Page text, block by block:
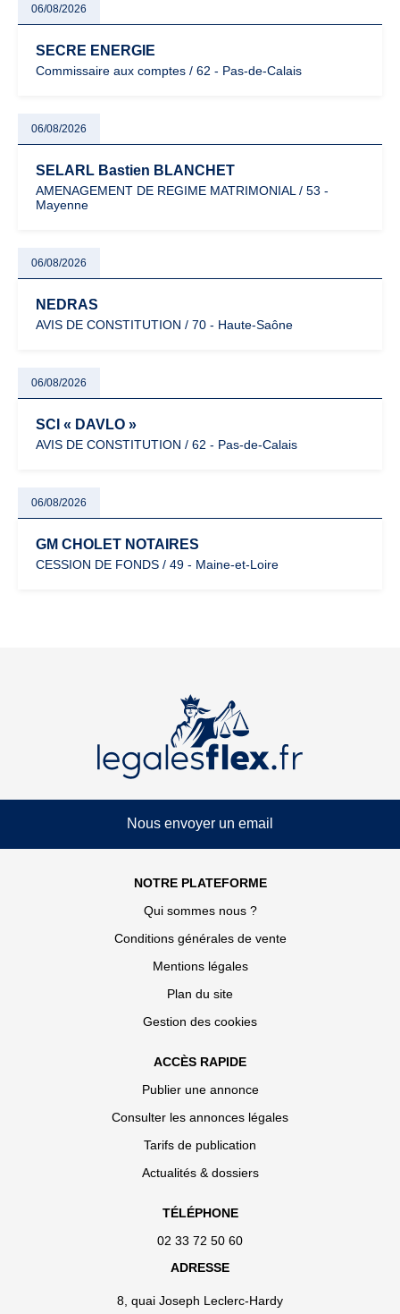
06/08/2026
SECRE ENERGIE
Commissaire aux comptes / 62 - Pas-de-Calais
06/08/2026
SELARL Bastien BLANCHET
AMENAGEMENT DE REGIME MATRIMONIAL / 53 -
Mayenne
06/08/2026
NEDRAS
AVIS DE CONSTITUTION / 70 - Haute-Saône
06/08/2026
SCI « DAVLO »
AVIS DE CONSTITUTION / 62 - Pas-de-Calais
06/08/2026
GM CHOLET NOTAIRES
CESSION DE FONDS / 49 - Maine-et-Loire
Nous envoyer un email
NOTRE PLATEFORME
Qui sommes nous ?
Conditions générales de vente
Mentions légales
Plan du site
Gestion des cookies
ACCÈS RAPIDE
Publier une annonce
Consulter les annonces légales
Tarifs de publication
Actualités & dossiers
TÉLÉPHONE
02 33 72 50 60
ADRESSE
8, quai Joseph Leclerc-Hardy